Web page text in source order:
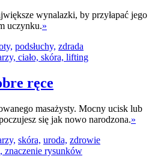
wynalazki, by przyłapać jego
uczynku.»
podsłuchy, zdrada
ręce
masażysty. Mocny ucisk lub
się jak nowo narodzona.»
skóra, uroda, zdrowie